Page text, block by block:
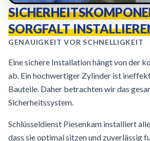
SORGFALT
GENAUIGKEIT VOR SCHNELLIGKEIT
Eine sichere Installation hängt von der
ab. Ein hochwertiger Zylinder ist
Bauteile. Daher betrachten wir das
Sicherheitssystem.
Schlüsseldienst Piesenkam installiert
dass sie optimal sitzen und zuverlässig